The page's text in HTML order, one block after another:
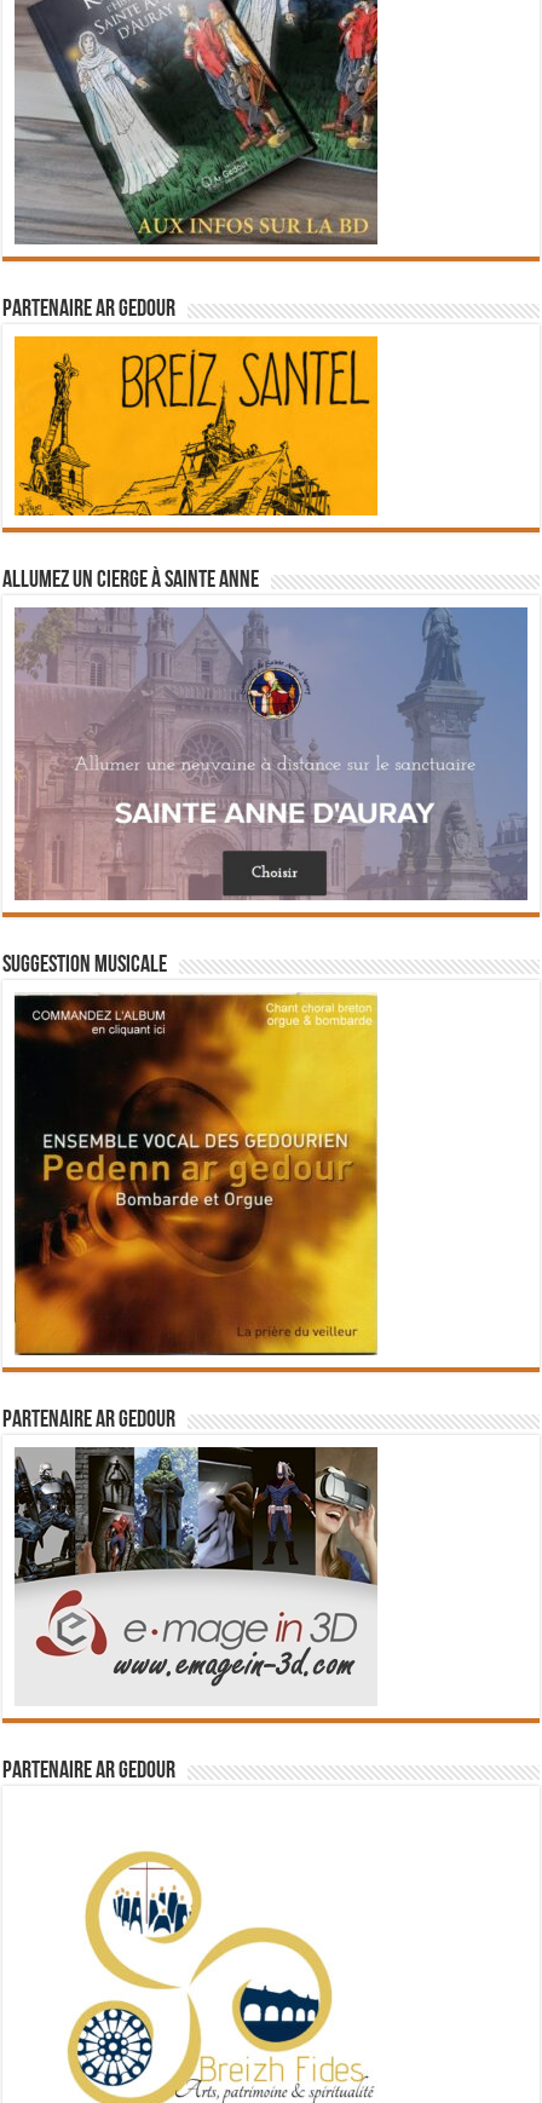
Partenaire Ar Gedour
Allumez un cierge à Sainte Anne
Suggestion musicale
Partenaire Ar Gedour
Partenaire Ar Gedour